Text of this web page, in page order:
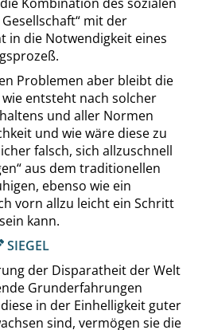
“ mit der
in die Notwendigkeit eines
Problemen aber bleibt die
entsteht nach solcher
und aller Normen
und wie wäre diese zu
falsch, sich allzuschnell
“aus dem traditionellen
ebenso wie ein
vorn allzu leicht ein Schritt
kann.
SIEGEL
der Disparatheit der Welt
Grunderfahrungen
in der Einhelligkeit guter
sind, vermögen sie die